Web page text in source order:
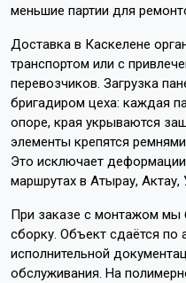
меньшие партии для
Доставка в Каскелене
транспортом или с
перевозчиков. Загрузка
бригадиром цеха: каждая
опоре, края укрываются
элементы крепятся
Это исключает
маршрутах в Атырау,
При заказе с монтажом мы
сборку. Объект сдаётся по
исполнительной
обслуживания. На